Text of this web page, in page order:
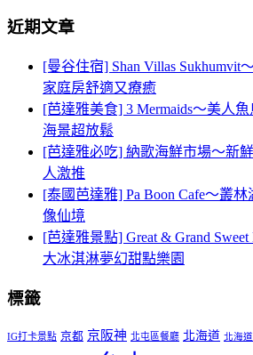
近期文章
[曼谷住宿] Shan Villas Sukhumvit
家庭房舒適又療癒
[芭達雅美食] 3 Mermaids～美人
海景超放鬆
[芭達雅必吃] 納歌海鮮市場～新
人激推
[泰國芭達雅] Pa Boon Cafe～叢
像仙境
[芭達雅景點] Great & Grand
大冰淇淋夢幻甜點樂園
標籤
IG打卡景點 京都 京阪神 北屯區餐廳 北海道 北海